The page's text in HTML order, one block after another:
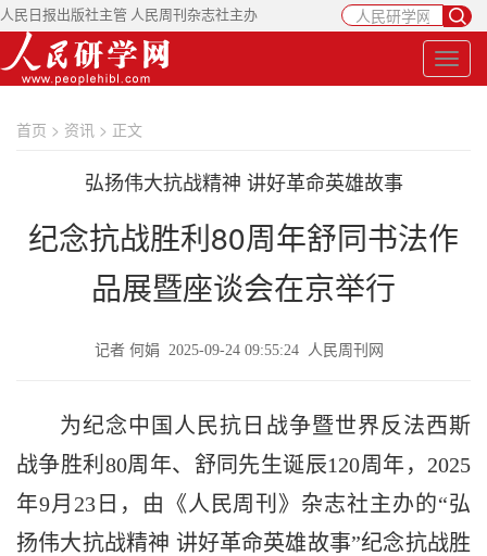
人民日报出版社主管 人民周刊杂志社主办
首页 > 资讯 > 正文
弘扬伟大抗战精神 讲好革命英雄故事
纪念抗战胜利80周年舒同书法作
品展暨座谈会在京举行
记者 何娟 2025-09-24 09:55:24 人民周刊网
为纪念中国人民抗日战争暨世界反法西斯
战争胜利80周年、舒同先生诞辰120周年，2025
年9月23日，由《人民周刊》杂志社主办的“弘
扬伟大抗战精神 讲好革命英雄故事”纪念抗战胜